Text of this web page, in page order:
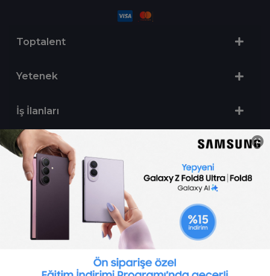
Toptalent
Yetenek
İş İlanları
Sertifika Programları
Yetenek Testleri